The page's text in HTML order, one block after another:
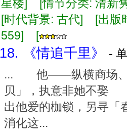
星楼] [情节分类: 清新
[时代背景: 古代] [出
559] [
18. 《情追千里》
-
... 他——纵横商场、
贝」，执意非她不
出他爱的枷锁，另
消化这...